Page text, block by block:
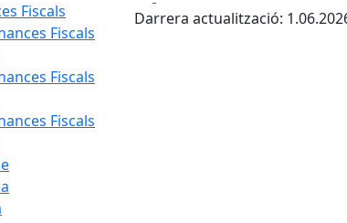
Fiscals
Fiscals
Fiscals
Fiscals
Darrera actualització: